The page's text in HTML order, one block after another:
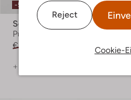
Reject
Cookie-
-50%
Selected Men
Pullover
€ 99,99
+ mehr farben